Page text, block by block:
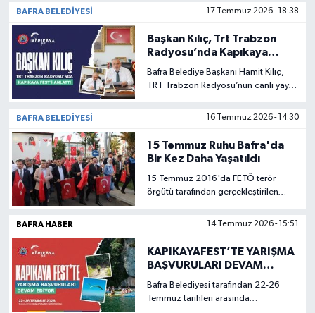
Festivali için geri sayım başladı.
BAFRA BELEDIYESI 17 Temmuz 2026 - 18:38
Başkan Kılıç, Trt Trabzon
Radyosu’nda Kapıkaya
Bafra Belediye Başkanı Hamit Kılıç,
TRT Trabzon Radyosu’nun canlı yayın
düzenlenecek Uluslararası Kapıkaya
anlattı.
BAFRA BELEDIYESI 16 Temmuz 2026 - 14:30
15 Temmuz Ruhu Bafra'da
Bir Kez Daha Yaşatıldı
15 Temmuz 2016'da FETÖ terör
örgütü tarafından gerçekleştirilen
dönümünde Bafra'da düzenlenen
beraberlik ruhu yeniden yaşatıldı.
BAFRA HABER 14 Temmuz 2026 - 15:51
KAPIKAYAFEST’TE YARIŞMA
BAŞVURULARI DEVAM
Bafra Belediyesi tarafından 22-26
Temmuz tarihleri arasında